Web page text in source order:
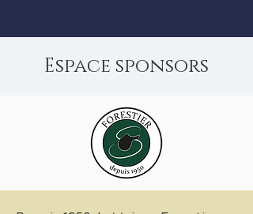
Espace sponsors